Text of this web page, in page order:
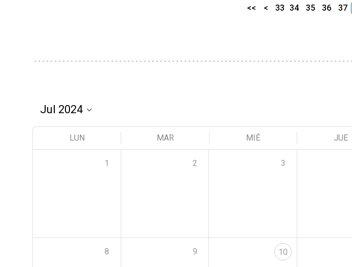
<< < 33 34 35 36 37
LUN MAR MIÉ JUE
1 2 3
8 9 10